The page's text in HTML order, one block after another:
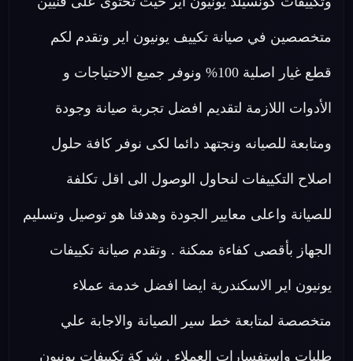
متخصصين في صيانة تكييف يونيون اير وتقدم لكم
قطع غيار اصلية 100% ونوفر جميع الاحتياجات و
الأدوات اللازمة لتقديم افضل تجربة صيانة وجودة
ومتابعة للصيانه ونجتهد دائما لكى نوفر كافة حلول
اصلاح التكييفات لنحاول الوصول الى اقل تكلفة
للصيانة واعلى معايير الجودة وهدفنا هو توصيل وتسليم
الجهاز بأقصى كفاءة ممكنة . وتقدم صيانة تكييفات
يونيون اير الاسكندرية ايضا افضل خدمة عملاء
متخصصة لمتابعة خط سير الصيانة والاجابة علي
طلبات واستفسارات العملاء . شركة تكييفات يونيون